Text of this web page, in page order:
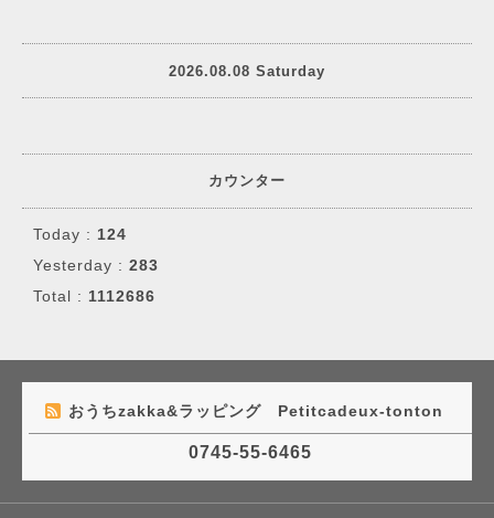
2026.08.08 Saturday
カウンター
Today : 124
Yesterday : 283
Total : 1112686
おうちzakka&ラッピング Petitcadeux-tonton
0745-55-6465